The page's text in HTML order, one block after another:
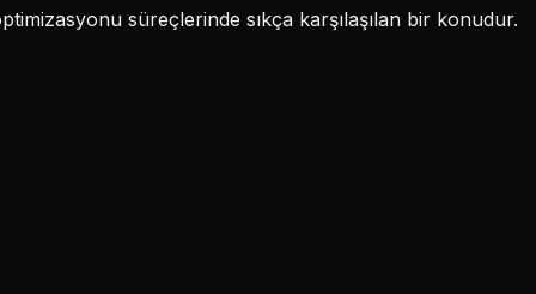
süreçlerinde sıkça karşılaşılan bir konudur.